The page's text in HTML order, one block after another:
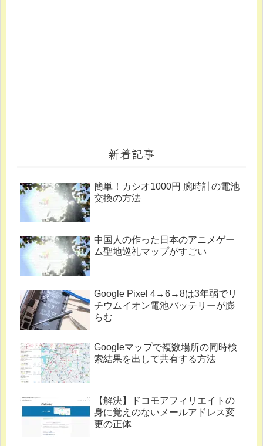
新着記事
簡単！カシオ1000円 腕時計の電池
交換の方法
中国人の作った日本のアニメゲー
ム聖地巡礼マップがすごい
Google Pixel 4→6→8は3年弱でリ
チウムイオン電池バッテリーが膨
らむ
Googleマップで複数場所の同時検
索結果を出して共有する方法
【解決】ドコモアフィリエイトの
身に覚えのないメールアドレス変
更の正体